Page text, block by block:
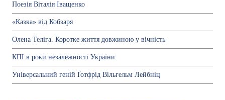
Поезія Віталія Іващенко
«Казка» від Кобзаря
Олена Теліга. Коротке життя довжиною у вічність
КПІ в роки незалежності України
Універсальний геній Ґотфрід Вільгельм Лейбніц